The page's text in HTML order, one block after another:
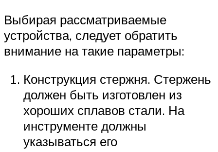
Выбирая рассматриваемые
устройства, следует обратить
внимание на такие параметры:
Конструкция стержня. Стержень
должен быть изготовлен из
хороших сплавов стали. На
инструменте должны
указываться его